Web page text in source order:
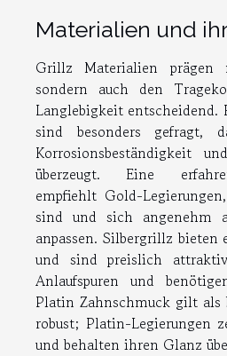
Materialien und
Grillz Materialien
sondern auch den
Langlebigkeit
sind besonders gefragt,
Korrosionsbeständigkeit
überzeugt. Eine
empfiehlt Gold-
sind und sich angenehm
anpassen. Silbergrillz
und sind preislich
Anlaufspuren und
Platin Zahnschmuck gilt als
robust; Platin-Legierungen
und behalten ihren Glanz